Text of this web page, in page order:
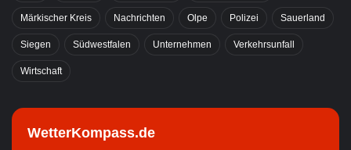
Märkischer Kreis Nachrichten Olpe Polizei Sauerland
Siegen Südwestfalen Unternehmen Verkehrsunfall
Wirtschaft
WetterKompass.de